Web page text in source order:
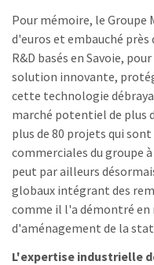
Pour mémoire, le Groupe
d'euros et embauché
R&D basés en Savoie,
solution innovante,
cette technologie
marché potentiel de plus
plus de 80 projets qui
commerciales du groupe
peut par ailleurs
globaux intégrant des
comme il l'a démontré
d'aménagement de la
L'expertise industrielle